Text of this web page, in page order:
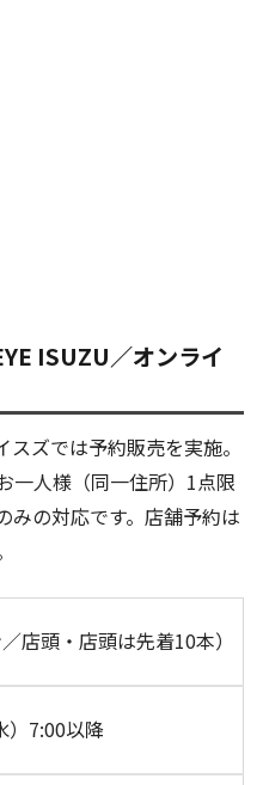
ISUZU／オンライ
ズでは予約販売を実施。
一人様（同一住所）1点限
みの対応です。店舗予約は
店頭・店頭は先着10本）
）7:00以降